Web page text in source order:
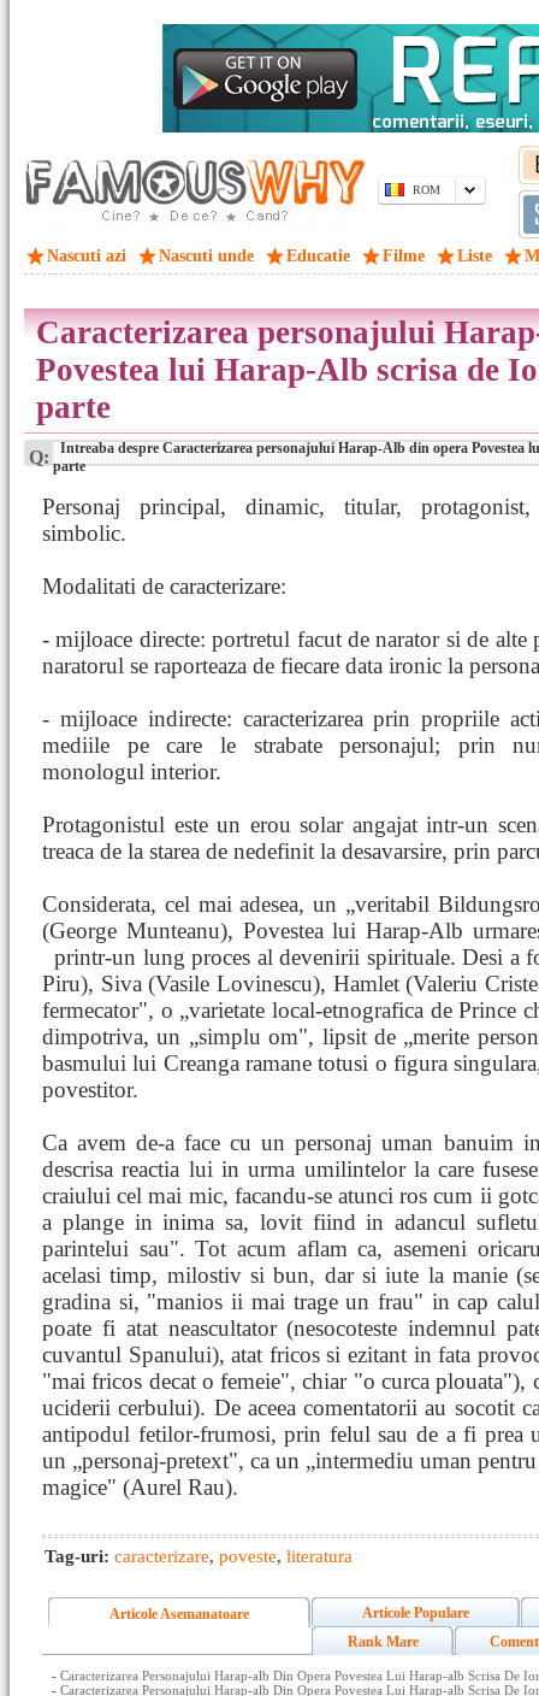
ROM
Nascuti azi Nascuti unde Educatie Filme Liste
Caracterizarea personajului
Povestea lui Harap-Alb scrisa de
parte
Q:
Intreaba despre Caracterizarea personajului Harap-Alb din opera Povestea
parte
Personaj principal, dinamic, titular,
simbolic.
Modalitati de caracterizare:
- mijloace directe: portretul facut de narator si de alte
naratorul se raporteaza de fiecare data ironic la
- mijloace indirecte: caracterizarea prin propriile
mediile pe care le strabate personajul; prin
monologul interior.
Protagonistul este un erou solar angajat intr-un
treaca de la starea de nedefinit la desavarsire, prin
Considerata, cel mai adesea, un „veritabil
(George Munteanu), Povestea lui Harap-Alb
printr-un lung proces al devenirii spirituale. Desi a
Piru), Siva (Vasile Lovinescu), Hamlet (Valeriu
fermecator", o „varietate local-etnografica de Prince
dimpotriva, un „simplu om", lipsit de „merite
basmului lui Creanga ramane totusi o figura
povestitor.
Ca avem de-a face cu un personaj uman banuim
descrisa reactia lui in urma umilintelor la care
craiului cel mai mic, facandu-se atunci ros cum ii
a plange in inima sa, lovit fiind in adancul
parintelui sau". Tot acum aflam ca, asemeni
acelasi timp, milostiv si bun, dar si iute la manie
gradina si, "manios ii mai trage un frau" in cap
poate fi atat neascultator (nesocoteste indemnul
cuvantul Spanului), atat fricos si ezitant in fata
"mai fricos decat o femeie", chiar "o curca plouata"),
uciderii cerbului). De aceea comentatorii au socotit
antipodul fetilor-frumosi, prin felul sau de a fi prea
un „personaj-pretext", ca un „intermediu uman
magice" (Aurel Rau).
Tag-uri: caracterizare, poveste, literatura
Articole Asemanatoare
Articole Populare
Rank Mare
- Caracterizarea Personajului Harap-alb Din Opera Povestea Lui Harap-alb Scrisa De
- Caracterizarea Personajului Harap-alb Din Opera Povestea Lui Harap-alb Scrisa De